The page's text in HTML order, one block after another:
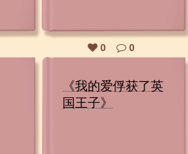
0 0
《我的爱俘获了英
国王子》